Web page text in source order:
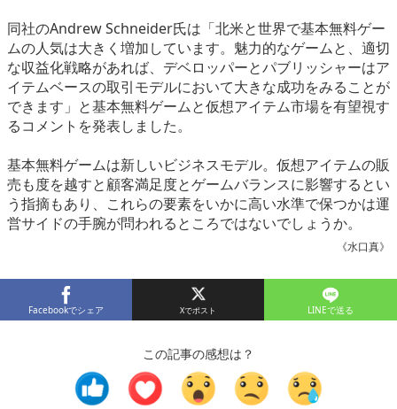
同社のAndrew Schneider氏は「北米と世界で基本無料ゲー
ムの人気は大きく増加しています。魅力的なゲームと、適切
な収益化戦略があれば、デベロッパーとパブリッシャーはア
イテムベースの取引モデルにおいて大きな成功をみることが
できます」と基本無料ゲームと仮想アイテム市場を有望視す
るコメントを発表しました。
基本無料ゲームは新しいビジネスモデル。仮想アイテムの販
売も度を越すと顧客満足度とゲームバランスに影響するとい
う指摘もあり、これらの要素をいかに高い水準で保つかは運
営サイドの手腕が問われるところではないでしょうか。
《水口真》
Facebookでシェア LINEで送る
この記事の感想は？